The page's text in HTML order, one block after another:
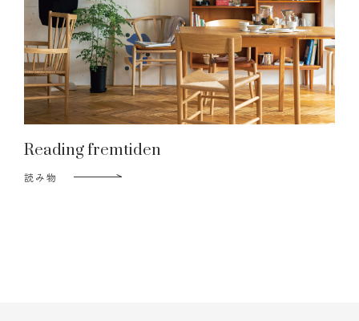
Reading fremtiden
読み物